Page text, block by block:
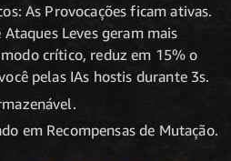
As Provocações ficam ativas.
Leves geram mais
crítico, reduz em 15% o
pelas IAs hostis durante 3s.
em Recompensas de Mutação.